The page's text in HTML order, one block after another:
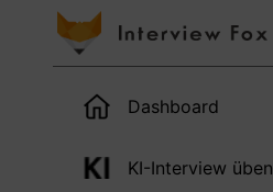
Dashboard
KI-Interview üben